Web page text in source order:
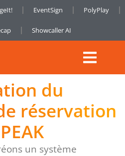
EventSign PolyPlay
Showcaller AI
du
réservation
un système